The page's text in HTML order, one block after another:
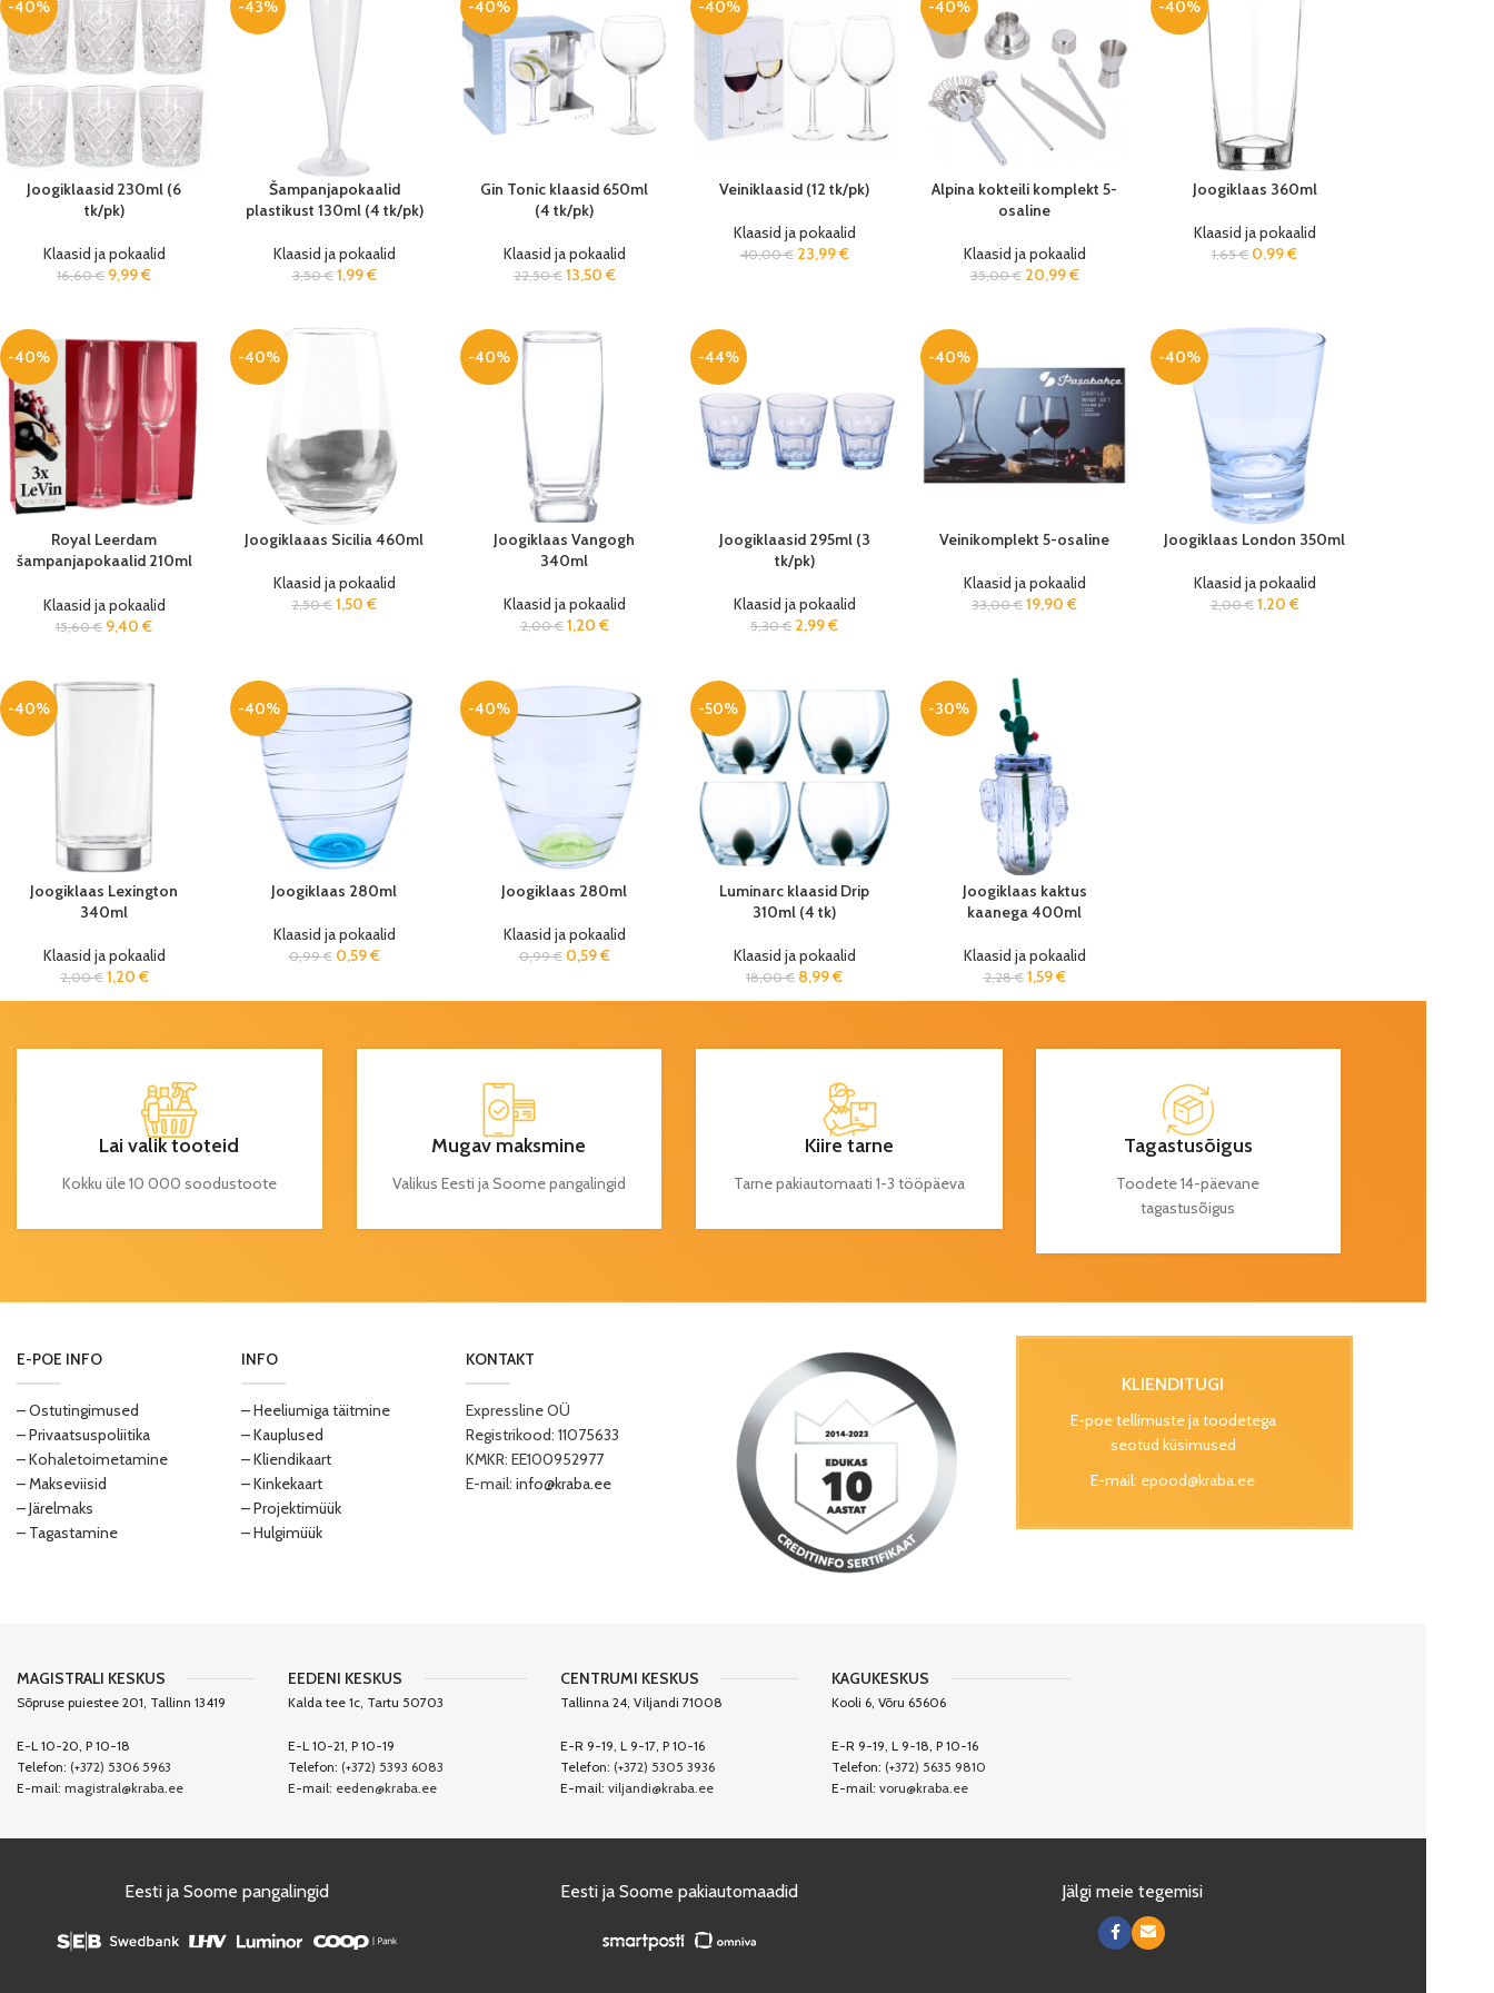
-40%
Joogiklaasid 230ml (6
tk/pk)
Klaasid ja pokaalid
16,60€ 9,99€
-43%
Šampanjapokaalid
plastikust 130ml (4 tk/pk)
Klaasid ja pokaalid
3,50€ 1,99€
-40%
Gin Tonic klaasid 650ml
(4 tk/pk)
Klaasid ja pokaalid
22,50€ 13,50 €
-40%
Veiniklaasid (12 tk/pk)
Klaasid ja pokaalid
40,00€ 23,99€
-40%
Alpina kokteili komplekt 5-
osaline
Klaasid ja pokaalid
35,00€ 20,99€
-40%
Joogiklaas 360ml
Klaasid ja pokaalid
1,65€ 0,99€
-40%
Royal Leerdam
šampanjapokaalid 210ml
Klaasid ja pokaalid
15,60€ 9,40 €
-40%
Joogiklaaas Sicilia 460ml
Klaasid ja pokaalid
2,50€ 1,50 €
-40%
Joogiklaas Vangogh
340ml
Klaasid ja pokaalid
2,00€ 1,20 €
-44%
Joogiklaasid 295ml (3
tk/pk)
Klaasid ja pokaalid
5,30€ 2,99€
-40%
Veinikomplekt 5-osaline
Klaasid ja pokaalid
33,00€ 19,90 €
-40%
Joogiklaas London 350ml
Klaasid ja pokaalid
2,00€ 1,20 €
-40%
Joogiklaas Lexington
340ml
Klaasid ja pokaalid
2,00€ 1,20 €
-40%
Joogiklaas 280ml
Klaasid ja pokaalid
0,99€ 0,59€
-40%
Joogiklaas 280ml
Klaasid ja pokaalid
0,99€ 0,59€
-50%
Luminarc klaasid Drip
310ml (4 tk)
Klaasid ja pokaalid
18,00€ 8,99€
-30%
Joogiklaas kaktus
kaanega 400ml
Klaasid ja pokaalid
2,28€ 1,59€
Lai valik tooteid
Kokku üle 10 000 soodustoote
Mugav maksmine
Valikus Eesti ja Soome pangalingid
Kiire tarne
Tarne pakiautomaati 1-3 tööpäeva
Tagastusõigus
Toodete 14-päevane
tagastusõigus
E-POE INFO
– Ostutingimused
– Privaatsuspoliitika
– Kohaletoimetamine
– Makseviisid
– Järelmaks
– Tagastamine
INFO
– Heeliumiga täitmine
– Kauplused
– Kliendikaart
– Kinkekaart
– Projektimüük
– Hulgimüük
KONTAKT
Expressline OÜ
Registrikood: 11075633
KMKR: EE100952977
E-mail: info@kraba.ee
KLIENDITUGI
E-poe tellimuste ja toodetega
seotud küsimused
E-mail: epood@kraba.ee
MAGISTRALI KESKUS
Sõpruse puiestee 201, Tallinn 13419
E-L 10-20, P 10-18
Telefon: (+372) 5306 5963
E-mail: magistral@kraba.ee
EEDENI KESKUS
Kalda tee 1c, Tartu 50703
E-L 10-21, P 10-19
Telefon: (+372) 5393 6083
E-mail: eeden@kraba.ee
CENTRUMI KESKUS
Tallinna 24, Viljandi 71008
E-R 9-19, L 9-17, P 10-16
Telefon: (+372) 5305 3936
E-mail: viljandi@kraba.ee
KAGUKESKUS
Kooli 6, Võru 65606
E-R 9-19, L 9-18, P 10-16
Telefon: (+372) 5635 9810
E-mail:voru@kraba.ee
Eesti ja Soome pangalingid Eesti ja Soome pakiautomaadid Jälgi meie tegemisi